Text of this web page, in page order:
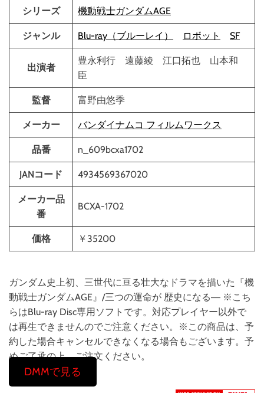
シリーズ 機動戦士ガンダムAGE
ジャンル Blu-ray（ブルーレイ） ロボット SF
出演者
豊永利行 遠藤綾 江口拓也 山本和
臣
監督 富野由悠季
メーカー バンダイナムコ フィルムワークス
品番 n_609bcxa1702
JANコード 4934569367020
メーカー品
番
BCXA-1702
価格 ￥35200
ガンダム史上初、三世代に亘る壮大なドラマを描いた『機
動戦士ガンダムAGE』/三つの運命が 歴史になる― ※こち
らはBlu-ray Disc専用ソフトです。対応プレイヤー以外で
は再生できませんのでご注意ください。※この商品は、予
約した場合キャンセルできなくなる場合もございます。予
めご了承の上、ご注文ください。
DMMで見る